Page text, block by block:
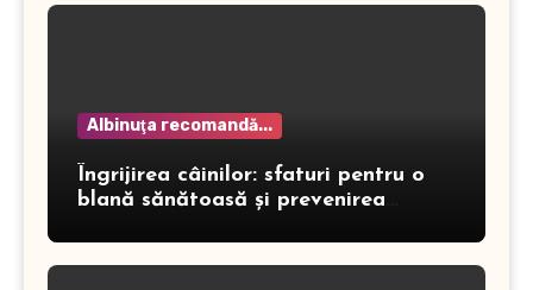
Albinuţa recomandă...
Îngrijirea câinilor: sfaturi pentru o
blană sănătoasă și prevenirea